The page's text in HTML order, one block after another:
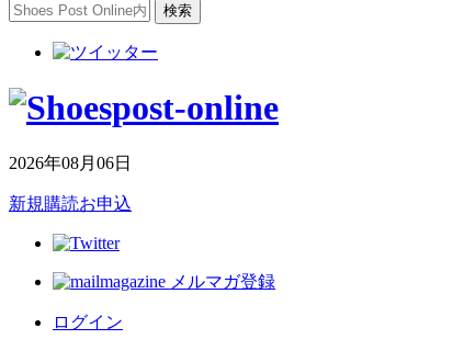
2026年08月06日
新規購読お申込
メルマガ登録
ログイン